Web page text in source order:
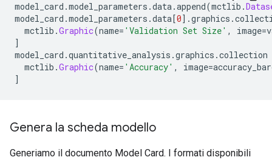
model_card .model_parameters .data.append(mctlib .
model_card .model_parameters .data [0].graphics .
mctlib .Graphic(name= 'Validation Set Size' , image=
]
model_card .quantitative_analysis .graphics .collection
mctlib .Graphic(name= 'Accuracy' , image=
]
Genera la scheda modello
Generiamo il documento Model Card. I formati disponibili